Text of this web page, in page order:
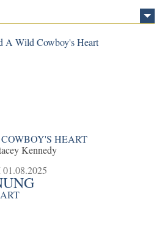
HEART
Kennedy
01.08.2025